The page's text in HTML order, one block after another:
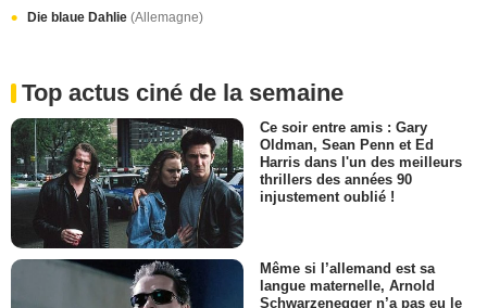
Die blaue Dahlie (Allemagne)
Top actus ciné de la semaine
Ce soir entre amis : Gary
Oldman, Sean Penn et Ed
Harris dans l'un des meilleurs
thrillers des années 90
injustement oublié !
Même si l’allemand est sa
langue maternelle, Arnold
Schwarzenegger n’a pas eu le